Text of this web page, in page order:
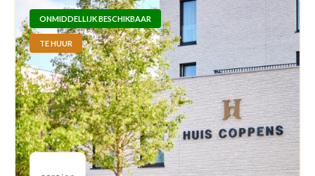
ONMIDDELLIJK BESCHIKBAAR
TE HUUR